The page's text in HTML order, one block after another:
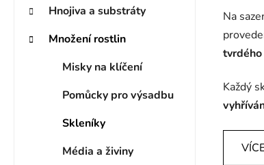
Hnojiva a substráty
Množení rostlin
Misky na klíčení
Pomůcky pro výsadbu
Skleníky
Média a živiny
Na
Každý